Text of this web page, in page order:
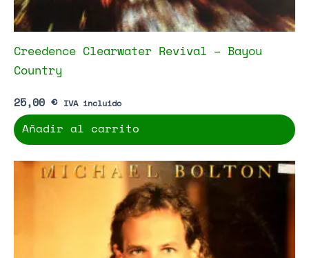
Creedence Clearwater Revival – Bayou
Country
25,00 € IVA incluido
Añadir al carrito